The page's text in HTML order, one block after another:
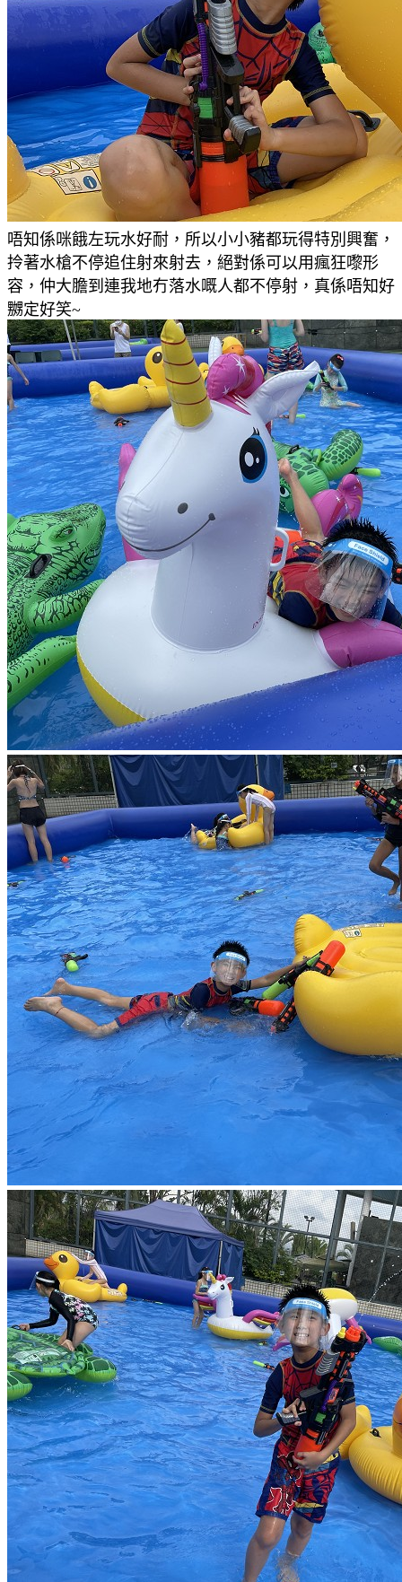
唔知係咪餓左玩水好耐，所以小小豬都玩得特別興奮，
拎著水槍不停追住射來射去 ，絕對係可以用瘋狂嚟形
容，仲大膽到連我地冇落水嘅人都不停射，真係唔知好
嬲定好笑~